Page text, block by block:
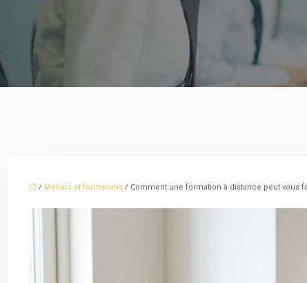
/ Métiers et formations / Comment une formation à distance peut vous